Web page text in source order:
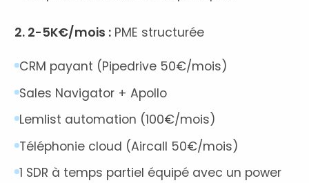
2. 2-5K€/mois : PME structurée
CRM payant (Pipedrive 50€/mois)
Sales Navigator + Apollo
Lemlist automation (100€/mois)
Téléphonie cloud (Aircall 50€/mois)
1 SDR à temps partiel équipé avec un power